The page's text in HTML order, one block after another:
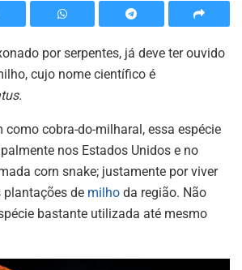
por serpentes, já deve ter ouvido
cujo nome científico é
como cobra-do-milharal, essa espécie
nos Estados Unidos e no
corn snake; justamente por viver
de milho da região. Não
bastante utilizada até mesmo